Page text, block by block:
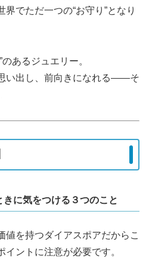
でただ一つの“お守り”となり
あるジュエリー。
い出し、前向きになれる――そ
に気をつける３つのこと
値を持つダイアスポアだからこ
ントに注意が必要です。